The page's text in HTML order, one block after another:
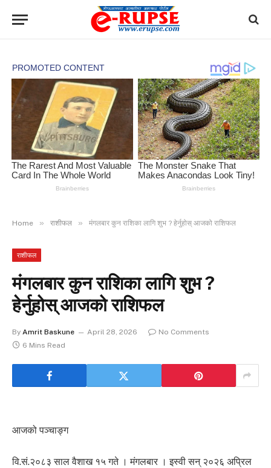
Home » राशीफल » मंगलबार कुन राशिका लागि शुभ ? हेर्नुहोस् आजको राशिफल
राशीफल
मंगलबार कुन राशिका लागि शुभ ?
हेर्नुहोस् आजको राशिफल
By Amrit Baskune April 28, 2026
No Comments
6 Mins Read
आजको पञ्चाङ्ग
वि.सं.२०८३ साल वैशाख १५ गते । मंगलबार । इस्वी सन् २०२६ अप्रिल